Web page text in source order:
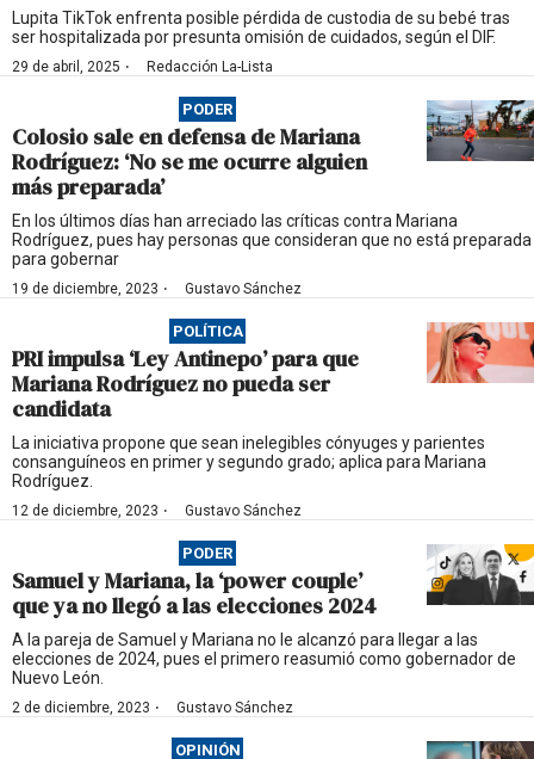
Lupita TikTok enfrenta posible pérdida de custodia de su bebé tras
ser hospitalizada por presunta omisión de cuidados, según el DIF.
29 de abril, 2025 · Redacción La-Lista
PODER
Colosio sale en defensa de Mariana
Rodríguez: ‘No se me ocurre alguien
más preparada’
En los últimos días han arreciado las críticas contra Mariana
Rodríguez, pues hay personas que consideran que no está preparada
para gobernar
19 de diciembre, 2023 · Gustavo Sánchez
POLÍTICA
PRI impulsa ‘Ley Antinepo’ para que
Mariana Rodríguez no pueda ser
candidata
La iniciativa propone que sean inelegibles cónyuges y parientes
consanguíneos en primer y segundo grado; aplica para Mariana
Rodríguez.
12 de diciembre, 2023 · Gustavo Sánchez
PODER
Samuel y Mariana, la ‘power couple’
que ya no llegó a las elecciones 2024
A la pareja de Samuel y Mariana no le alcanzó para llegar a las
elecciones de 2024, pues el primero reasumió como gobernador de
Nuevo León.
2 de diciembre, 2023 · Gustavo Sánchez
OPINIÓN